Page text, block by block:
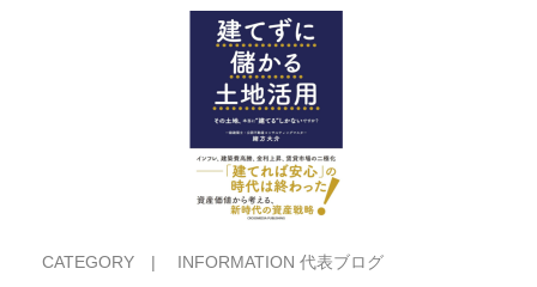
CATEGORY | INFORMATION 代表ブログ